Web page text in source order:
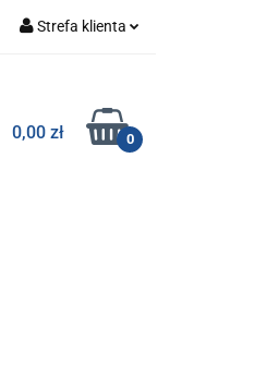
Strefa klienta
Zarejestruj się
Dodaj zgłoszenie
0,00 zł 0